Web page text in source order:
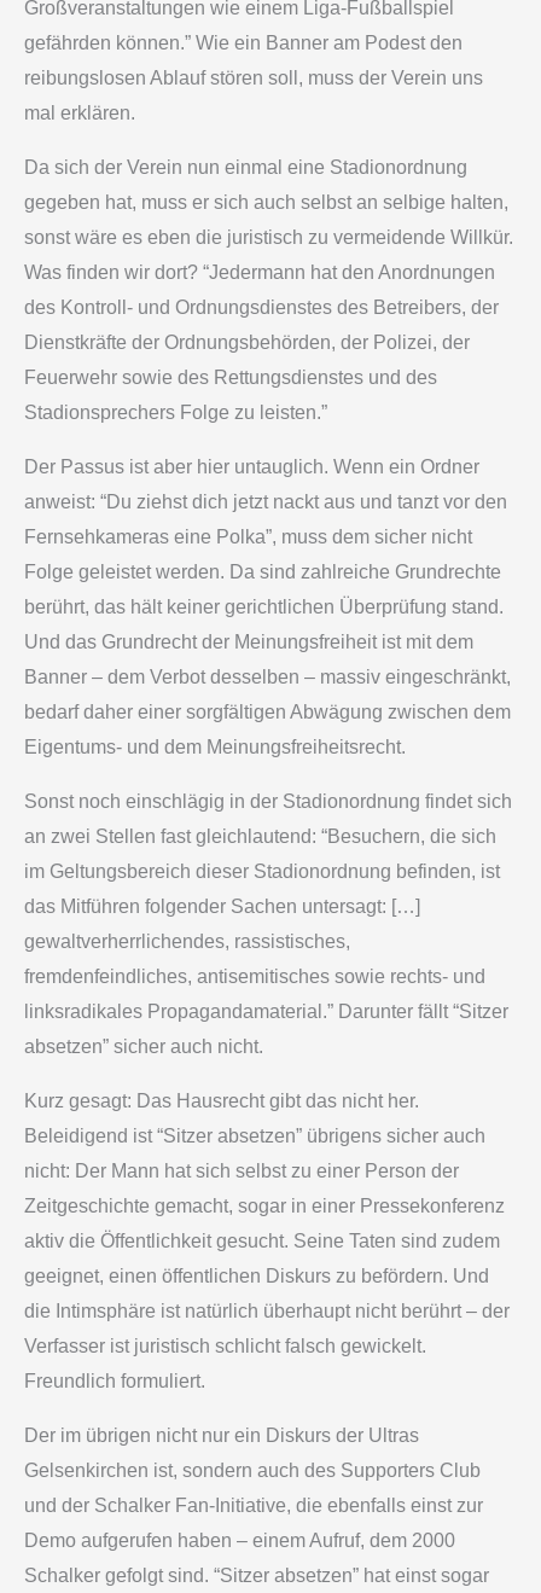
Großveranstaltungen wie einem Liga-Fußballspiel
gefährden können.” Wie ein Banner am Podest den
reibungslosen Ablauf stören soll, muss der Verein uns
mal erklären.
Da sich der Verein nun einmal eine Stadionordnung
gegeben hat, muss er sich auch selbst an selbige halten,
sonst wäre es eben die juristisch zu vermeidende Willkür.
Was finden wir dort? “Jedermann hat den Anordnungen
des Kontroll- und Ordnungsdienstes des Betreibers, der
Dienstkräfte der Ordnungsbehörden, der Polizei, der
Feuerwehr sowie des Rettungsdienstes und des
Stadionsprechers Folge zu leisten.”
Der Passus ist aber hier untauglich. Wenn ein Ordner
anweist: “Du ziehst dich jetzt nackt aus und tanzt vor den
Fernsehkameras eine Polka”, muss dem sicher nicht
Folge geleistet werden. Da sind zahlreiche Grundrechte
berührt, das hält keiner gerichtlichen Überprüfung stand.
Und das Grundrecht der Meinungsfreiheit ist mit dem
Banner – dem Verbot desselben – massiv eingeschränkt,
bedarf daher einer sorgfältigen Abwägung zwischen dem
Eigentums- und dem Meinungsfreiheitsrecht.
Sonst noch einschlägig in der Stadionordnung findet sich
an zwei Stellen fast gleichlautend: “Besuchern, die sich
im Geltungsbereich dieser Stadionordnung befinden, ist
das Mitführen folgender Sachen untersagt: […]
gewaltverherrlichendes, rassistisches,
fremdenfeindliches, antisemitisches sowie rechts- und
linksradikales Propagandamaterial.” Darunter fällt “Sitzer
absetzen” sicher auch nicht.
Kurz gesagt: Das Hausrecht gibt das nicht her.
Beleidigend ist “Sitzer absetzen” übrigens sicher auch
nicht: Der Mann hat sich selbst zu einer Person der
Zeitgeschichte gemacht, sogar in einer Pressekonferenz
aktiv die Öffentlichkeit gesucht. Seine Taten sind zudem
geeignet, einen öffentlichen Diskurs zu befördern. Und
die Intimsphäre ist natürlich überhaupt nicht berührt – der
Verfasser ist juristisch schlicht falsch gewickelt.
Freundlich formuliert.
Der im übrigen nicht nur ein Diskurs der Ultras
Gelsenkirchen ist, sondern auch des Supporters Club
und der Schalker Fan-Initiative, die ebenfalls einst zur
Demo aufgerufen haben – einem Aufruf, dem 2000
Schalker gefolgt sind. “Sitzer absetzen” hat einst sogar